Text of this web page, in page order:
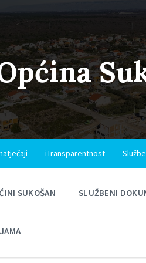
iTransparentnost
SUKOŠAN SLUŽBENI